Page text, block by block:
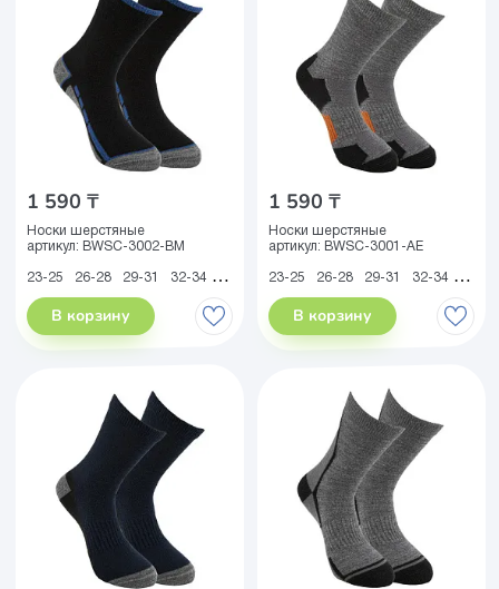
1 590 ₸
Носки шерстяные
артикул: BWSC-3002-BM
23-25 26-28 29-31 32-34 35-38 39-41
В корзину
1 590 ₸
Носки шерстяные
артикул: BWSC-3001-AE
23-25 26-28 29-31 32-34 35-38
В корзину